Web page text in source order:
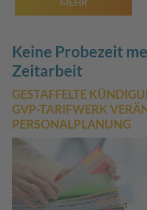
MEHR
Keine Probezeit
Zeitarbeit
GESTAFFELTE
GVP-TARIFWERK
PERSONALPLANUNG